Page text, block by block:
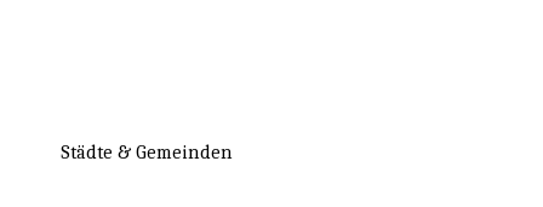
Städte & Gemeinden